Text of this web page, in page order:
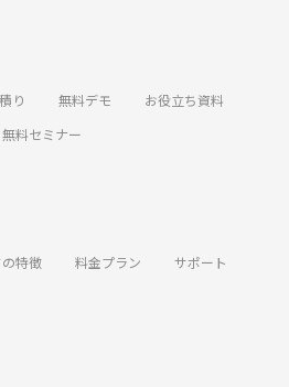
り 無料デモ
お役立ち資料
無料セミナー
特徴 料金プラン サポート